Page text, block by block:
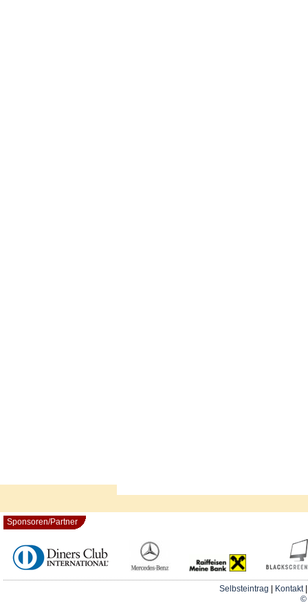
Sponsoren/Partner
Selbsteintrag Kontakt
©